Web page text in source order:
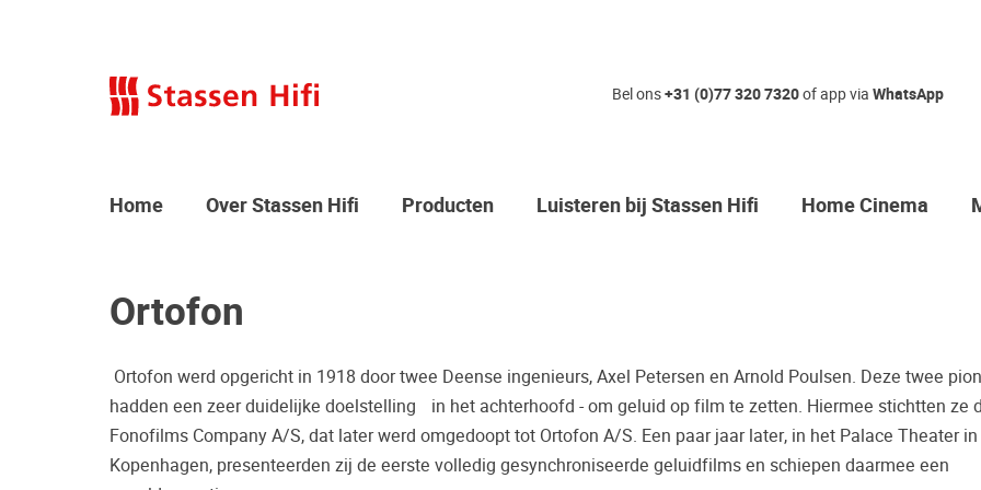
Nog geen
Palazzo luisterkasteel te
Maak een luisterafspraak.
Bel ons+31 (0)77 320 7320of app via WhatsApp
Home Over Stassen Hifi Producten Luisteren bij Stassen Hifi Home Cinema
Ortofon
Ortofon werd opgericht in 1918 door twee Deense ingenieurs, Axel Petersen en Arnold Poulsen. Deze twee
hadden een zeer duidelijke doelstelling in het achterhoofd - om geluid op film te zetten. Hiermee stichtten ze
Fonofilms Company A/S, dat later werd omgedoopt tot Ortofon A/S. Een paar jaar later, in het Palace Theater in
Kopenhagen, presenteerden zij de eerste volledig gesynchroniseerde geluidfilms en schiepen daarmee een